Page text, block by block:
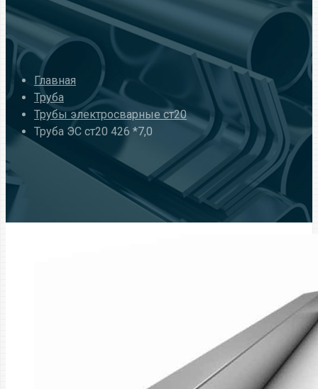
Главная
Труба
Трубы электросварные ст20
Труба ЭС ст20 426 *7,0